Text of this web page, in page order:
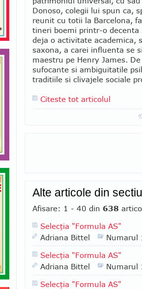
Donoso, colegii lui spun ca,
reunit cu totii la Barcelona,
tineri boemi printr-o decenta
deja o activitate academica,
saxona, a carei influenta se
maestru pe Henry James.
sufocante si ambiguitatile
traditiile si clivajele sociale
Citeste tot articolul
Alte articole din
Afisare: 1 - 40 din 638
Selecţia "Formula AS"
Adriana Bittel
Numarul
Selecţia "Formula AS"
Adriana Bittel
Numarul
Selecţia "Formula AS"